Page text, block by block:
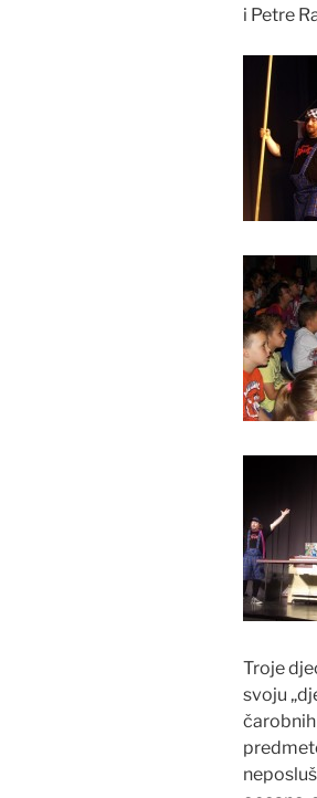
i Petre
Troje
svoju